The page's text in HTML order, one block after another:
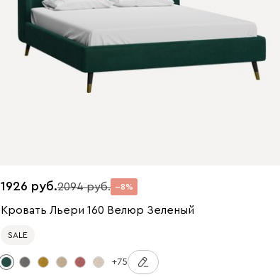
1926 2094 8
Кровать Льери 160 Велюр Зеленый
SALE
+75